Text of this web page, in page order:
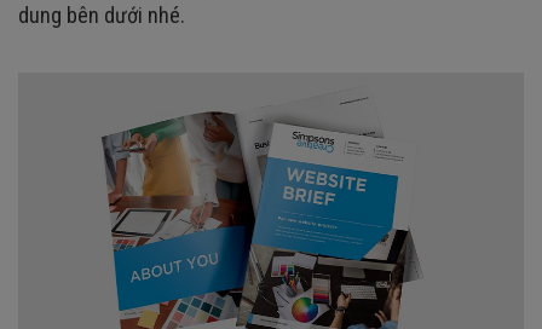
dung bên dưới nhé.